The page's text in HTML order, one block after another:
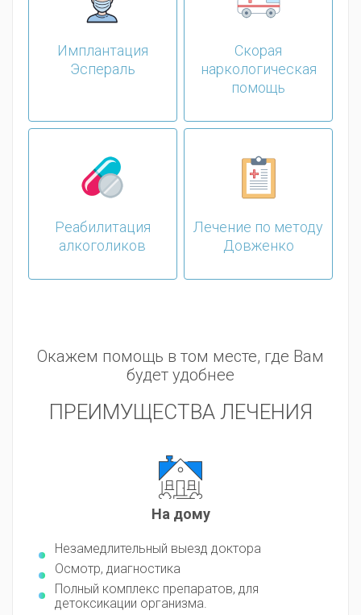
Имплантация
Эспераль
Скорая
наркологическая
помощь
Реабилитация
алкоголиков
Лечение по методу
Довженко
Окажем помощь в том месте, где Вам
будет удобнее
ПРЕИМУЩЕСТВА ЛЕЧЕНИЯ
На дому
Незамедлительный выезд доктора
Осмотр, диагностика
Полный комплекс препаратов, для
детоксикации организма.